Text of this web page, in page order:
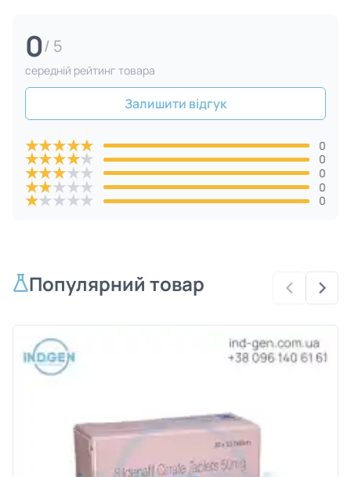
0/ 5
cередній рейтинг товара
Залишити відгук
★★★★★ 0
★★★★★ 0
★★★★★ 0
★★★★★ 0
★★★★★ 0
Популярний товар